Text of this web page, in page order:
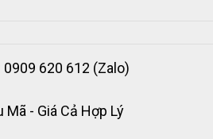
620 612 (Zalo)
Mã - Giá Cả Hợp Lý